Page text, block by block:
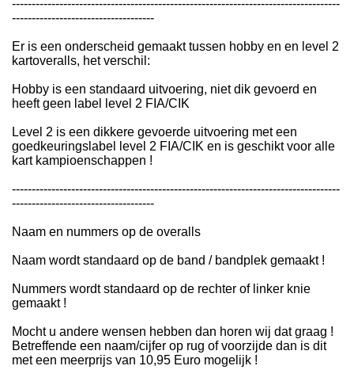
-----------------------------------------------------------------------------------
------------------------------------
Er is een onderscheid gemaakt tussen hobby en en level 2
kartoveralls, het verschil:
Hobby is een standaard uitvoering, niet dik gevoerd en
heeft geen label level 2 FIA/CIK
Level 2 is een dikkere gevoerde uitvoering met een
goedkeuringslabel level 2 FIA/CIK en is geschikt voor alle
kart kampioenschappen !
-----------------------------------------------------------------------------------
------------------------------------
Naam en nummers op de overalls
Naam wordt standaard op de band / bandplek gemaakt !
Nummers wordt standaard op de rechter of linker knie
gemaakt !
Mocht u andere wensen hebben dan horen wij dat graag !
Betreffende een naam/cijfer op rug of voorzijde dan is dit
met een meerprijs van 10,95 Euro mogelijk !